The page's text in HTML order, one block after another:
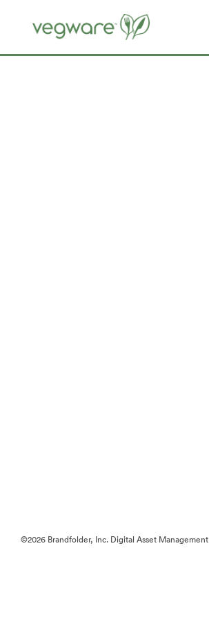
©2026 Brandfolder, Inc. Digital Asset Management